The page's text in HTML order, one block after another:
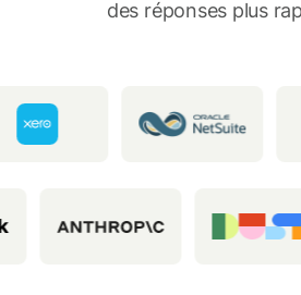
des réponses plus